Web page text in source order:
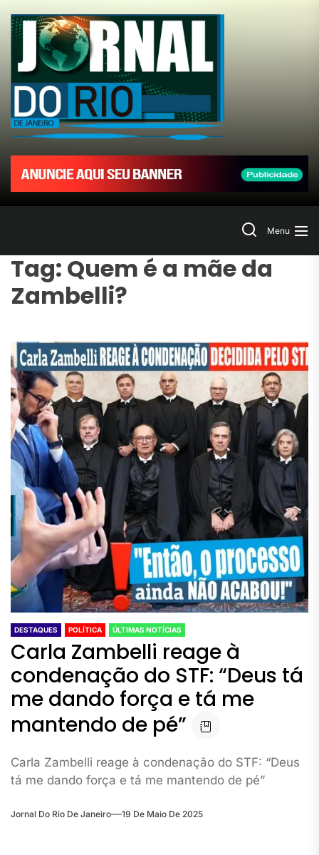
the
content
Jornal
do
Rio
de
SearchMenu
Tag: Quem é a mãe da
Zambelli?
DESTAQUES POLÍTICA ÚLTIMAS NOTÍCIAS
Carla Zambelli reage à
condenação do STF: “Deus tá
me dando força e tá me
mantendo de pé”
Carla Zambelli reage à condenação do STF: “Deus
tá me dando força e tá me mantendo de pé”
Jornal Do Rio De Janeiro 19 De Maio De 2025